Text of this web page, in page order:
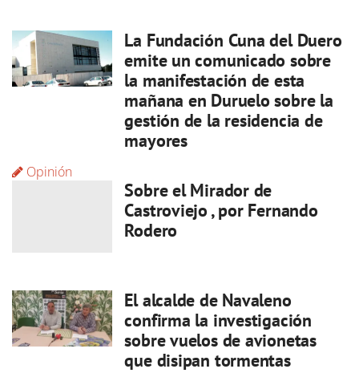
La Fundación Cuna del Duero
emite un comunicado sobre
la manifestación de esta
mañana en Duruelo sobre la
gestión de la residencia de
mayores
Opinión
Sobre el Mirador de
Castroviejo , por Fernando
Rodero
El alcalde de Navaleno
confirma la investigación
sobre vuelos de avionetas
que disipan tormentas